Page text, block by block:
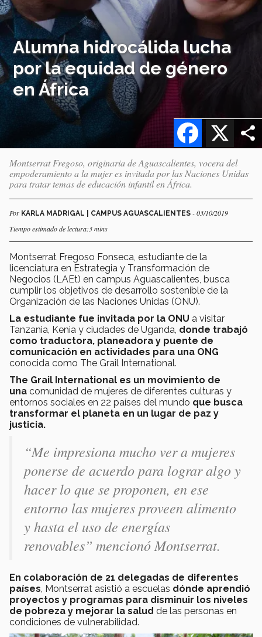
Alumna hidrocálida lucha
por la equidad de género
en África
X
Facebook
Montserrat Fregoso, originaria de Aguascalientes, vocera del
empoderamiento a la mujer es invitada por las Naciones Unidas
para tratar temas de educación infantil en África.
Por KARLA MADRIGAL | CAMPUS AGUASCALIENTES - 03/10/2019
Tiempo estimado de lectura:3 mins
Montserrat Fregoso Fonseca, estudiante de la
licenciatura en Estrategia y Transformación de
Negocios (LAEt) en campus Aguascalientes, busca
cumplir los objetivos de desarrollo sostenible de la
Organización de las Naciones Unidas (ONU).
La estudiante fue invitada por la ONU a visitar
Tanzania, Kenia y ciudades de Uganda, donde trabajó
como traductora, planeadora y puente de
comunicación en actividades para una ONG
conocida como The Grail International.
The Grail International es un movimiento de
una comunidad de mujeres de diferentes culturas y
entornos sociales en 22 países del mundo que busca
transformar el planeta en un lugar de paz y
justicia.
“Me impresiona mucho ver a mujeres
ponerse de acuerdo para lograr algo y
hacer lo que se proponen, en ese
entorno las mujeres proveen alimento
y hasta el uso de energías
renovables” mencionó Montserrat.
En colaboración de 21 delegadas de diferentes
países , Montserrat asistió a escuelas dónde aprendió
proyectos y programas para disminuir los niveles
de pobreza y mejorar la salud de las personas en
condiciones de vulnerabilidad.